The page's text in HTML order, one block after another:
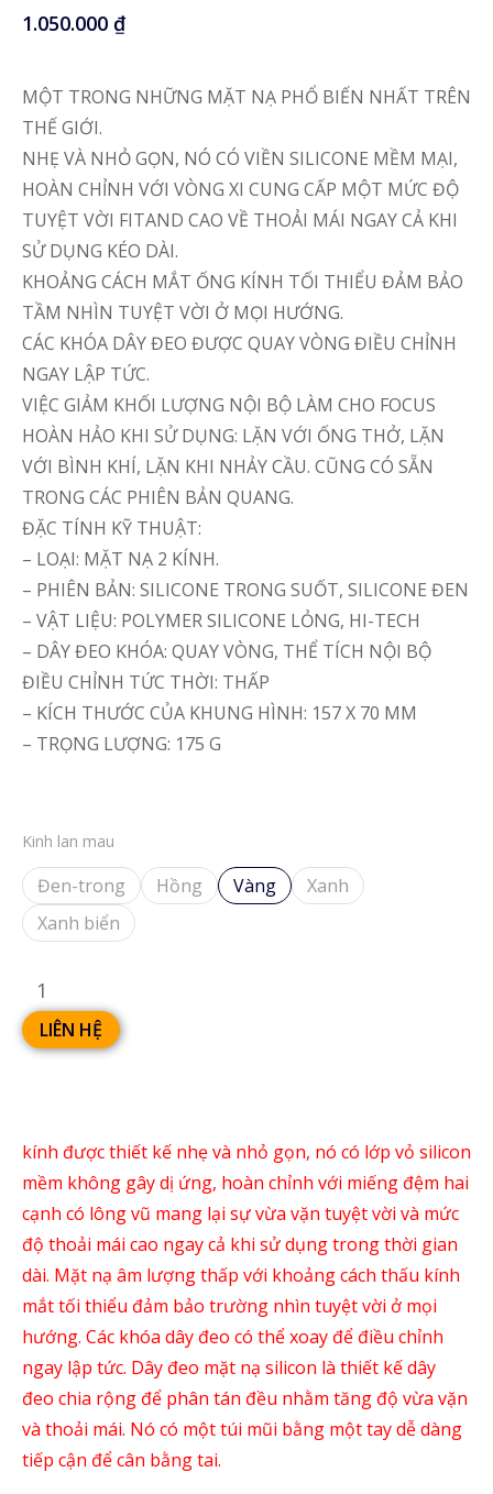
1.050.000 ₫
MỘT TRONG NHỮNG MẶT NẠ PHỔ BIẾN NHẤT TRÊN
THẾ GIỚI.
NHẸ VÀ NHỎ GỌN, NÓ CÓ VIỀN SILICONE MỀM MẠI,
HOÀN CHỈNH VỚI VÒNG XI CUNG CẤP MỘT MỨC ĐỘ
TUYỆT VỜI FITAND CAO VỀ THOẢI MÁI NGAY CẢ KHI
SỬ DỤNG KÉO DÀI.
KHOẢNG CÁCH MẮT ỐNG KÍNH TỐI THIỂU ĐẢM BẢO
TẦM NHÌN TUYỆT VỜI Ở MỌI HƯỚNG.
CÁC KHÓA DÂY ĐEO ĐƯỢC QUAY VÒNG ĐIỀU CHỈNH
NGAY LẬP TỨC.
VIỆC GIẢM KHỐI LƯỢNG NỘI BỘ LÀM CHO FOCUS
HOÀN HẢO KHI SỬ DỤNG: LẶN VỚI ỐNG THỞ, LẶN
VỚI BÌNH KHÍ, LẶN KHI NHẢY CẦU. CŨNG CÓ SẴN
TRONG CÁC PHIÊN BẢN QUANG.
ĐẶC TÍNH KỸ THUẬT:
– LOẠI: MẶT NẠ 2 KÍNH.
– PHIÊN BẢN: SILICONE TRONG SUỐT, SILICONE ĐEN
– VẬT LIỆU: POLYMER SILICONE LỎNG, HI-TECH
– DÂY ĐEO KHÓA: QUAY VÒNG, THỂ TÍCH NỘI BỘ
ĐIỀU CHỈNH TỨC THỜI: THẤP
– KÍCH THƯỚC CỦA KHUNG HÌNH: 157 X 70 MM
– TRỌNG LƯỢNG: 175 G
Kinh lan mau
Đen-trong Hồng Vàng
Xanh
Xanh biển
LIÊN HỆ
kính được thiết kế nhẹ và nhỏ gọn, nó có lớp vỏ silicon
mềm không gây dị ứng, hoàn chỉnh với miếng đệm hai
cạnh có lông vũ mang lại sự vừa vặn tuyệt vời và mức
độ thoải mái cao ngay cả khi sử dụng trong thời gian
dài. Mặt nạ âm lượng thấp với khoảng cách thấu kính
mắt tối thiểu đảm bảo trường nhìn tuyệt vời ở mọi
hướng. Các khóa dây đeo có thể xoay để điều chỉnh
ngay lập tức. Dây đeo mặt nạ silicon là thiết kế dây
đeo chia rộng để phân tán đều nhằm tăng độ vừa vặn
và thoải mái. Nó có một túi mũi bằng một tay dễ dàng
tiếp cận để cân bằng tai.